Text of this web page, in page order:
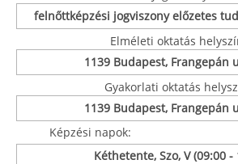
felnőttképzési jogviszony előzetes
Elméleti oktatás
1139 Budapest, Frangepán
Gyakorlati oktatás
1139 Budapest, Frangepán
Képzési napok:
Kéthetente, Szo, V (09:00 -